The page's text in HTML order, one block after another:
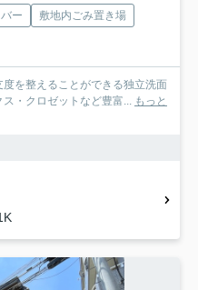
ー
敷地内ごみ置き場
を整えることができる独立洗面
・クロゼットなど豊富... もっと